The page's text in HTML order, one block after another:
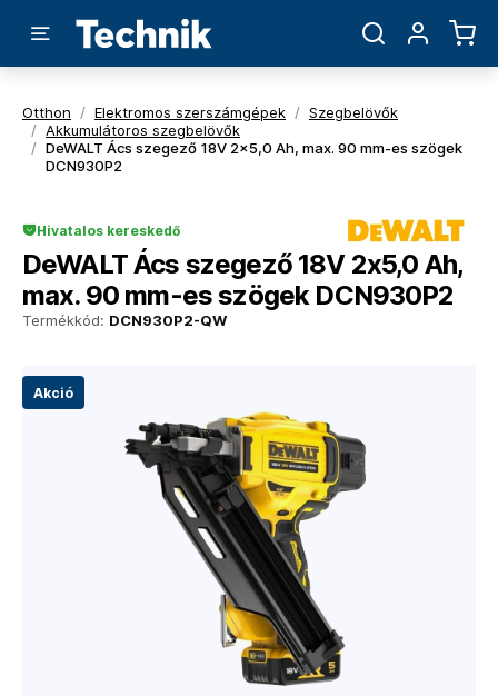
Otthon / Elektromos szerszámgépek / Szegbelövők
/ Akkumulátoros szegbelövők
/ DeWALT Ács szegező 18V 2x5,0 Ah, max. 90 mm-es szögek
DCN930P2
Akció
Termékkód: DCN930P2-QW
Hivatalos kereskedő
DeWALT Ács szegező 18V 2x5,0 Ah,
max. 90 mm-es szögek DCN930P2